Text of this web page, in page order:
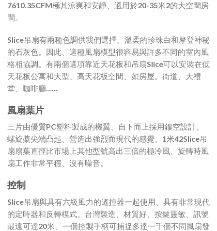
7610.35CFM極其涼爽和安靜、適用於20-35米2的大空間房
間。
Slice吊扇有兩種色調供我們選擇。溫柔的珍珠白和摩登神秘
的石灰色。因此、這種風扇模型很容易與許多不同的室內風
格相協調。有兩個選項靠近天花板和吊扇Slice可以安裝在低
天花板公寓和大型、高天花板空間、如房屋。街道、大禮
堂、咖啡廳……
風扇葉片
三片由優質PC塑料製成的機翼、自下而上採用鏤空設計、
螺旋槳尖端凸起、營造出強烈而現代的感覺。1米42Slice吊
扇扇葉直徑比市場上其他型號高出三倍的極冷風、旋轉時風
扇工作非常平穩、沒有噪音。
控制
Slice吊扇與具有六級風力的遙控器一起使用、具有非常現代
的定時器和反轉模式。台灣製造、材質好、按鍵靈敏、訊號
最遠可達20米、一個控製手柄可捕捉多達一千個不同風扇發